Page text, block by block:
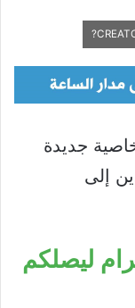
جديدة
إلى
ليصلكم